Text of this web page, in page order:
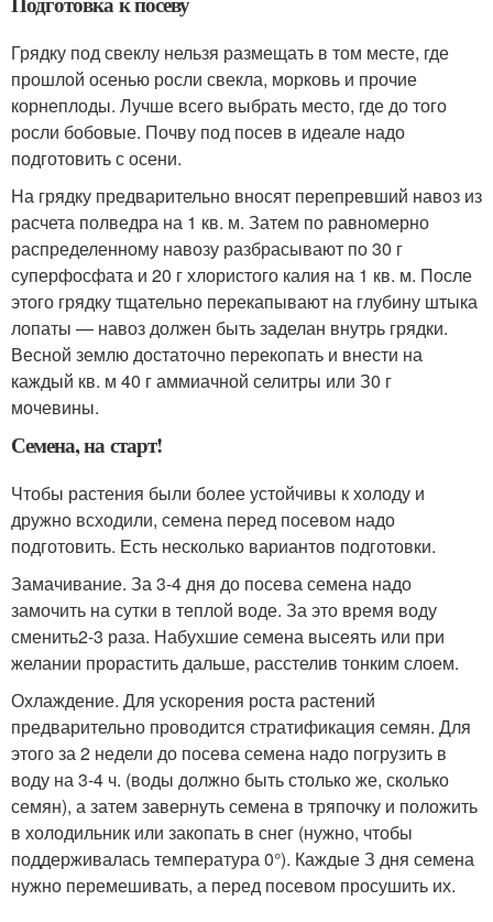
Грядку под свеклу нельзя размещать в том месте, где
прошлой осенью росли свекла, морковь и прочие
корнеплоды. Лучше всего выбрать место, где до того
росли бобовые. Почву под посев в идеале надо
подготовить с осени.
На грядку предварительно вносят перепревший навоз из
расчета полведра на 1 кв. м. Затем по равномерно
распределенному навозу разбрасывают по 30 г
суперфосфата и 20 г хлористого калия на 1 кв. м. После
этого грядку тщательно перекапывают на глубину штыка
лопаты — навоз должен быть заделан внутрь грядки.
Весной землю достаточно перекопать и внести на
каждый кв. м 40 г аммиачной селитры или З0 г
мочевины.
Семена, на старт!
Чтобы растения были более устойчивы к холоду и
дружно всходили, семена перед посевом надо
подготовить. Есть несколько вариантов подготовки.
Замачивание. За 3-4 дня до посева семена надо
замочить на сутки в теплой воде. За это время воду
сменить2-3 раза. Набухшие семена высеять или при
желании прорастить дальше, расстелив тонким слоем.
Охлаждение. Для ускорения роста растений
предварительно проводится стратификация семян. Для
этого за 2 недели до посева семена надо погрузить в
воду на 3-4 ч. (воды должно быть столько же, сколько
семян), а затем завернуть семена в тряпочку и положить
в холодильник или закопать в снег (нужно, чтобы
поддерживалась температура 0°). Каждые З дня семена
нужно перемешивать, а перед посевом просушить их.